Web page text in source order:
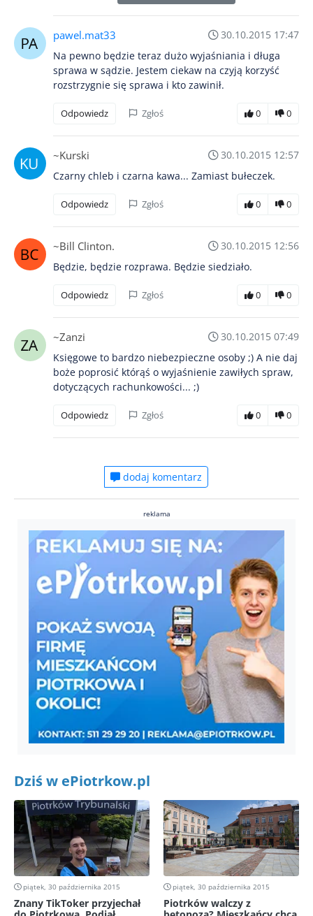
pawel.mat33
30.10.2015 17:47
Na pewno będzie teraz dużo wyjaśniania i długa
sprawa w sądzie. Jestem ciekaw na czyją korzyść
rozstrzygnie się sprawa i kto zawinił.
Odpowiedz Zgłoś 0 0
~Kurski
30.10.2015 12:57
Czarny chleb i czarna kawa... Zamiast bułeczek.
Odpowiedz Zgłoś 0 0
~Bill Clinton.
30.10.2015 12:56
Będzie, będzie rozprawa. Będzie siedziało.
Odpowiedz Zgłoś 0 0
~Zanzi
30.10.2015 07:49
Księgowe to bardzo niebezpieczne osoby ;) A nie daj
boże poprosić którąś o wyjaśnienie zawiłych spraw,
dotyczących rachunkowości... ;)
Odpowiedz Zgłoś 0 0
dodaj komentarz
reklama
Dziś w ePiotrkow.pl
piątek, 30 października 2015
Znany TikToker przyjechał
piątek, 30 października 2015
Piotrków walczy z